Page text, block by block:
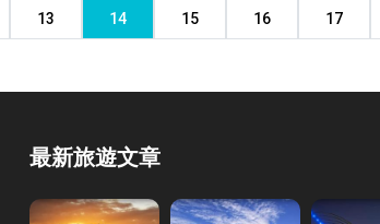
情人谷民宿
13 14 15 16 17
最新旅遊文章